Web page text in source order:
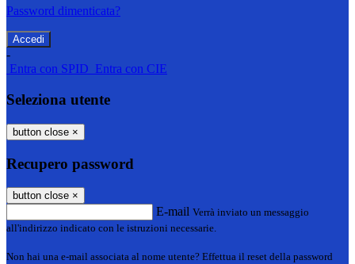
Password dimenticata?
-
Entra con SPID Entra con CIE
Seleziona utente
button close ×
Recupero password
button close ×
E-mail Verrà inviato un messaggio
all'indirizzo indicato con le istruzioni necessarie.
Non hai una e-mail associata al nome utente? Effettua il reset della password